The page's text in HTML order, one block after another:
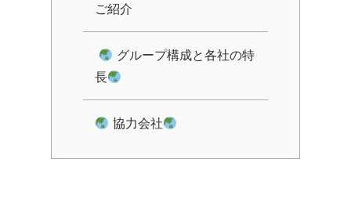
ご紹介
グループ構成と各社の特
長
協力会社